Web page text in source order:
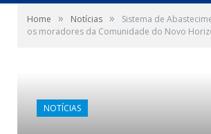
Home » Notícias »
Sistema de
os moradores da Comunidade do Novo
NOTÍCIAS